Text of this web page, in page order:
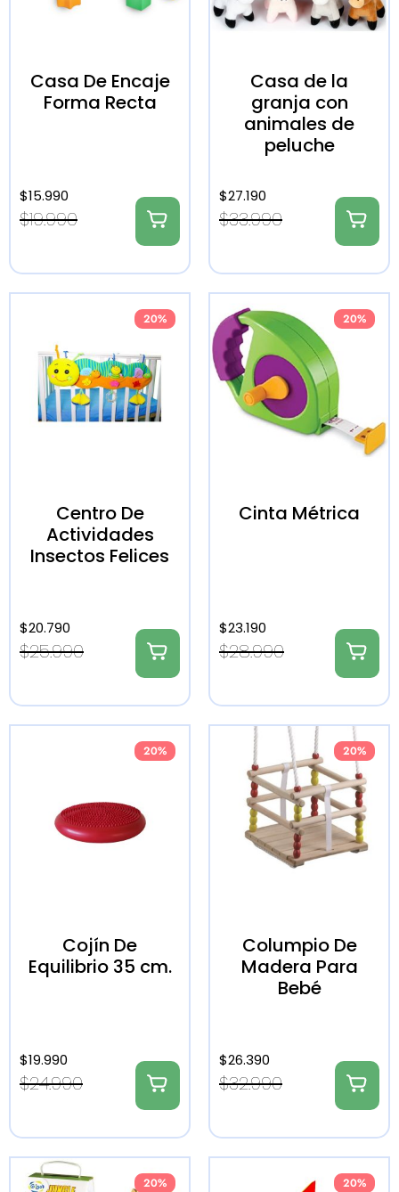
Casa De Encaje
Forma Recta
$19.990
$15.990
Casa de la
granja con
animales de
peluche
$33.990
$27.190
20%
Centro De
Actividades
Insectos Felices
$25.990
$20.790
20%
Cinta Métrica
$28.990
$23.190
20%
Cojín De
Equilibrio 35 cm.
$24.990
$19.990
20%
Columpio De
Madera Para
Bebé
$32.990
$26.390
20% 20%